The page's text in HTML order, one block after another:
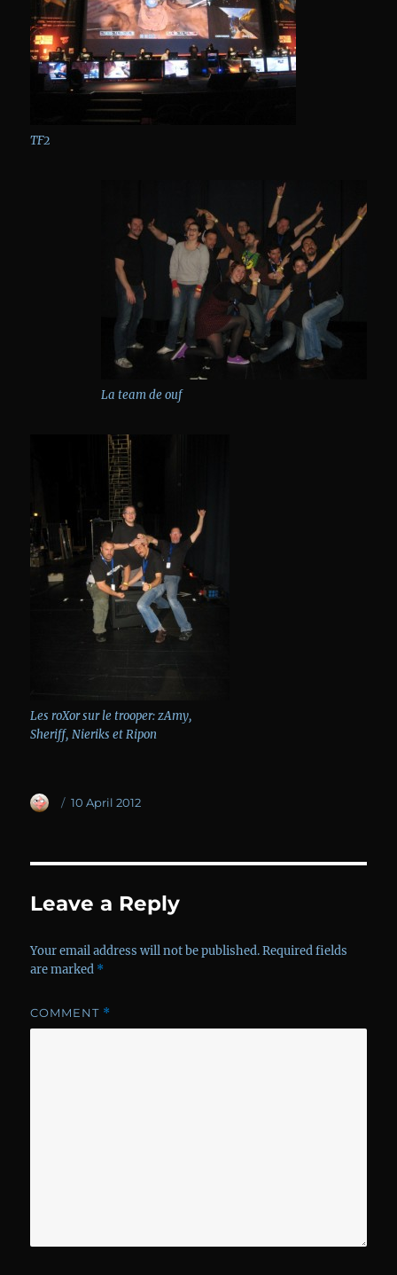
TF2
La team de ouf
Les roXor sur le trooper: zAmy,
Sheriff, Nieriks et Ripon
Author
Posted
10 April 2012
Leave a Reply
Your email address will not be published. Required fields
are marked *
COMMENT *